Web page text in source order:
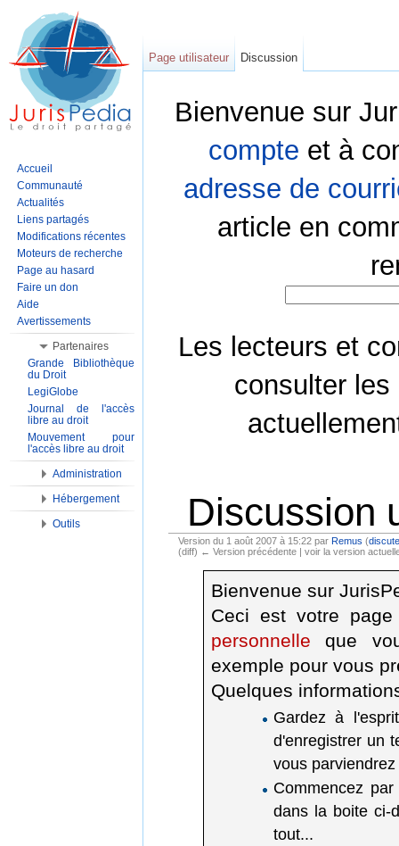
Bienvenue sur
compte et à
adresse de
article en
Les lecteurs et
consulter les
Discussion
Version du 1 août 2007 à 15:22 par Remus (
(diff) ← Version précédente | voir la version
Bienvenue sur
Ceci est votre
personnelle que
exemple pour vous
Quelques
Gardez à
d'enregistrer un
vous
Commencez
dans la boite ci-
tout...
Page utilisateur Discussion
Accueil
Communauté
Actualités
Liens partagés
Modifications récentes
Moteurs de recherche
Page au hasard
Faire un don
Aide
Avertissements
Partenaires
Grande Bibliothèque
du Droit
LegiGlobe
Journal de l'accès
libre au droit
Mouvement pour
l'accès libre au droit
Administration
Hébergement
Outils